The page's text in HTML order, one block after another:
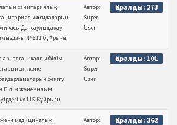
санитариялық-
қағидаларын
Денсаулық сақтау
№ 611 бұйрығы
Автор:
Super
User
Қаралды: 273
жалпы білім
және
бекіту
Білім және ғылым
№ 115 Бұйрығы
Автор:
Super
User
Қаралды: 101
медициналық-
Автор:
Қаралды: 362